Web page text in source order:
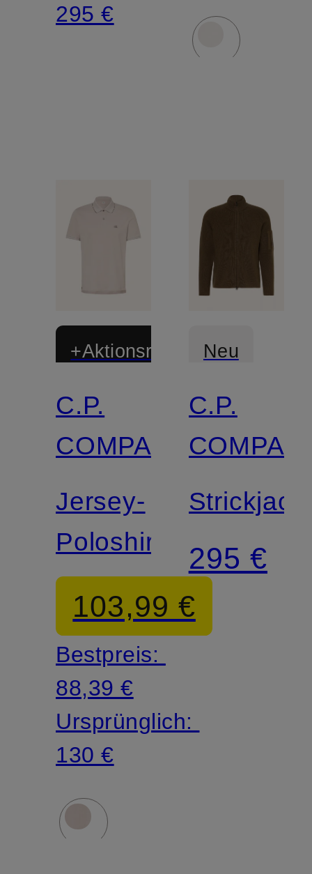
295 €
+Aktionsrabatt
C.P.
COMPANY
Jersey-
Poloshirt
103,99 €
Bestpreis:
88,39 €
Ursprünglich:
130 €
Neu
C.P.
295 €